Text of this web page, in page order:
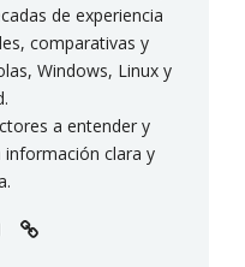
de experiencia
comparativas y
Windows, Linux y
a entender y
clara y